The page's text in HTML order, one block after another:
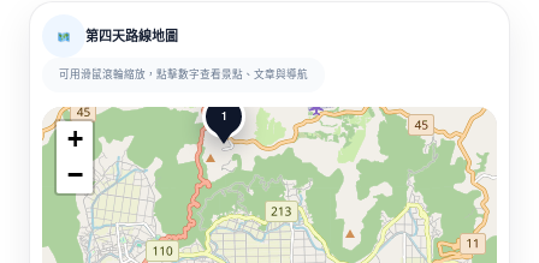
第四天路線地圖
可用滑鼠滾輪縮放，點擊數字查看景點、文章與導航
1
+
−